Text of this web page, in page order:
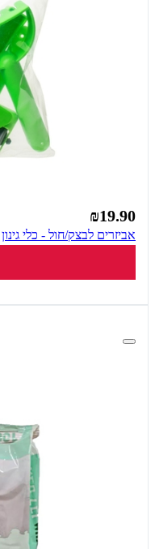
₪19.90
אביזרים לבצק/חול - כלי גינון